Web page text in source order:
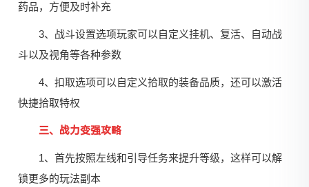
药品，方便及时补充
3、战斗设置选项玩家可以自定义挂机、复活、自动战
斗以及视角等各种参数
4、扣取选项可以自定义拾取的装备品质，还可以激活
快捷拾取特权
三、战力变强攻略
1、首先按照左线和引导任务来提升等级，这样可以解
锁更多的玩法副本